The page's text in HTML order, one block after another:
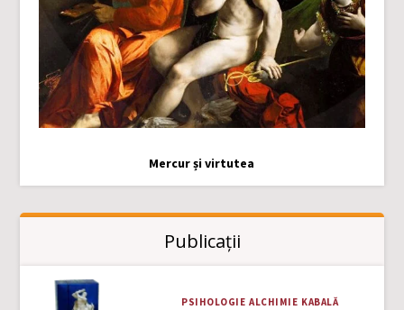
Mercur și virtutea
Publicații
PSIHOLOGIE ALCHIMIE KABALĂ